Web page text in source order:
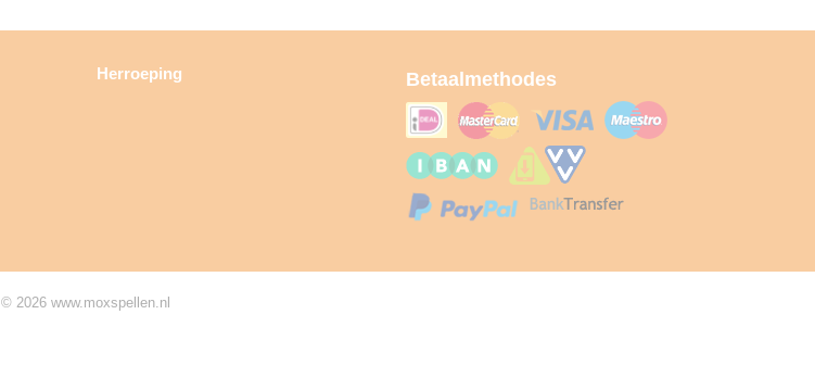
Herroeping Betaalmethodes
© 2026 www.moxspellen.nl